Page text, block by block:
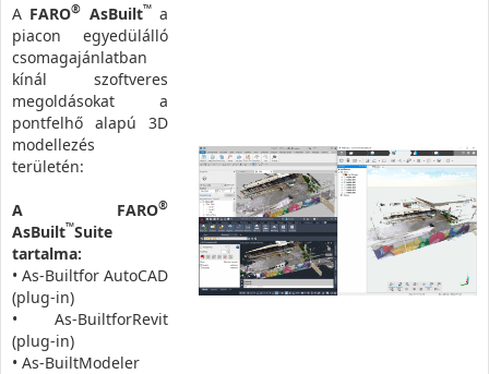
A FARO® AsBuilt™a
piacon egyedülálló
csomagajánlatban
kínál szoftveres
megoldásokat a
pontfelhő alapú 3D
modellezés
területén:
A FARO®
AsBuilt™Suite
tartalma:
• As-Builtfor AutoCAD
(plug-in)
• As-BuiltforRevit
(plug-in)
• As-BuiltModeler